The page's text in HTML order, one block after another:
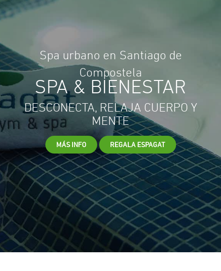
Spa urbano en Santiago de
Compostela
SPA & BIENESTAR
DESCONECTA, RELAJA CUERPO Y
MENTE
MÁS INFO REGALA ESPAGAT